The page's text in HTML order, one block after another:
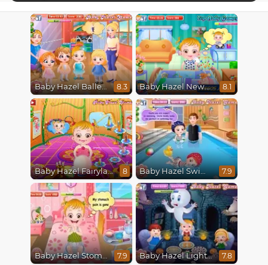
Baby Hazel Ballerina Dance 8.3 Baby Hazel Newborn Vaccination 8.1
Baby Hazel Fairyland Ballet 8 Baby Hazel Swimming 7.9
Baby Hazel Stomach Care 7.9 Baby Hazel Lighthouse Adventure 7.8